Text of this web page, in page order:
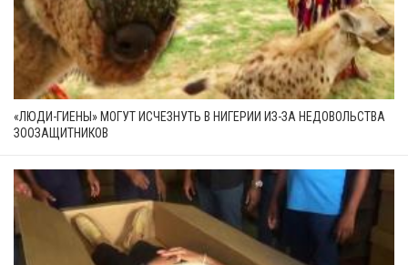
«ЛЮДИ-ГИЕНЫ» МОГУТ ИСЧЕЗНУТЬ В НИГЕРИИ ИЗ-ЗА НЕДОВОЛЬСТВА
ЗООЗАЩИТНИКОВ